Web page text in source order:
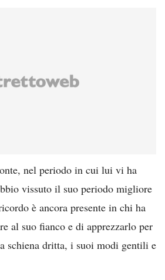
nel periodo in cui lui vi ha
vissuto il suo periodo migliore
è ancora presente in chi ha
al suo fianco e di apprezzarlo per
schiena dritta, i suoi modi gentili e